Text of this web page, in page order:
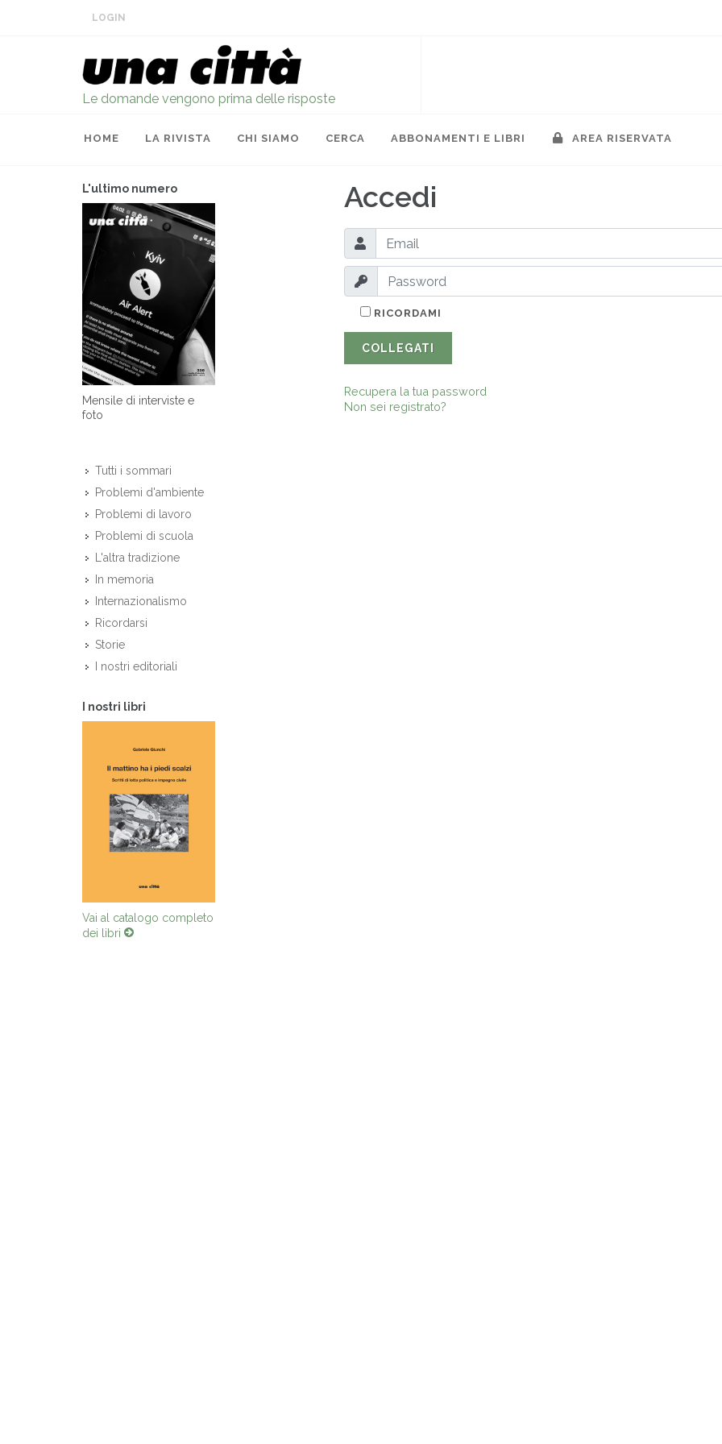
LOGIN
Le domande vengono prima delle risposte
HOME LA RIVISTA CHI SIAMO CERCA ABBONAMENTI E LIBRI AREA RISERVATA
L'ultimo numero
Mensile di interviste e
foto
Tutti i sommari
Problemi d'ambiente
Problemi di lavoro
Problemi di scuola
L'altra tradizione
In memoria
Internazionalismo
Ricordarsi
Storie
I nostri editoriali
I nostri libri
Vai al catalogo completo
dei libri
Accedi
RICORDAMI
COLLEGATI
Recupera la tua password
Non sei registrato?